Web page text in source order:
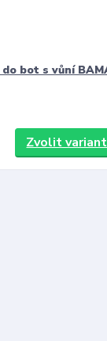
bot s vůní
Zvolit